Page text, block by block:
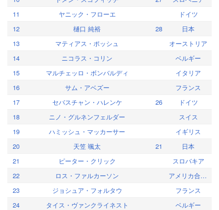
11
ヤニック・フローエ
ドイツ
12
樋口 純裕 28
日本
13
マティアス・ポッシュ
オーストリア
14
ニコラス・コリン
ベルギー
15
マルチェッロ・ボンバルディ
イタリア
16
サム・アベズー
フランス
17
セバスチャン・ハレンケ 26
ドイツ
18
ニノ・グルネンフェルダー
スイス
19
ハミッシュ・マッカーサー
イギリス
20
天笠 颯太 21
日本
21
ピーター・クリック
スロバキア
22
ロス・ファルカーソン
アメリカ合衆国
23
ジョシュア・フォルタウ
フランス
24
タイス・ヴァンクライネスト
ベルギー